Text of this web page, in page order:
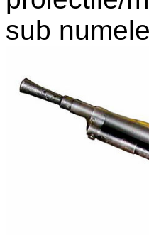
sub